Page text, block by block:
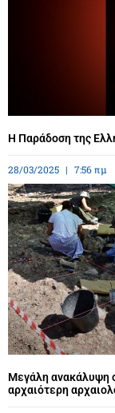
Η Παράδοση της
28/03/2025 7:56 πμ
Μεγάλη ανακάλυψη
αρχαιότερη